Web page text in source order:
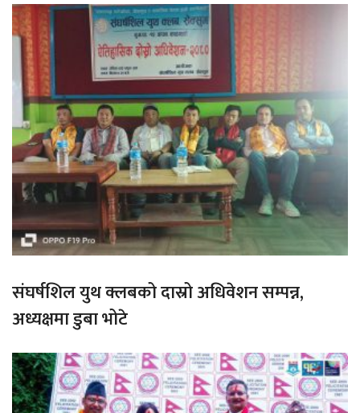
संघर्षशिल युथ क्लबको दास्रो अधिवेशन सम्पन्न,
अध्यक्षमा डुबा भोटे